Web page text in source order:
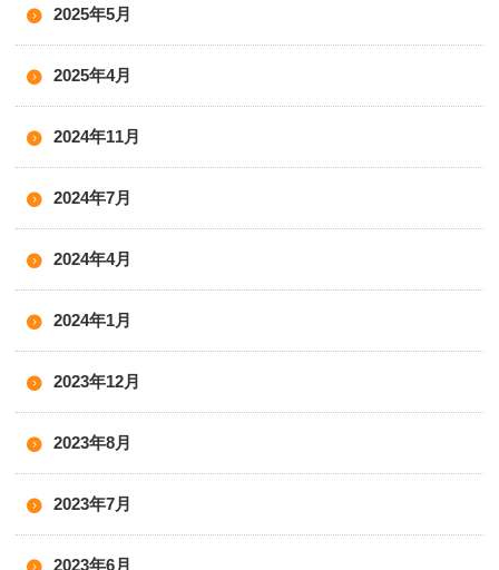
2025年5月
2025年4月
2024年11月
2024年7月
2024年4月
2024年1月
2023年12月
2023年8月
2023年7月
2023年6月